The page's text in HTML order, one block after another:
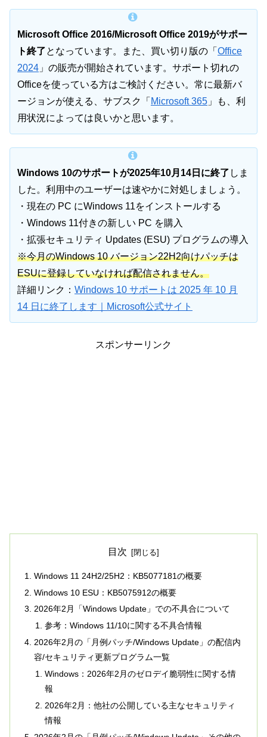
Microsoft Office 2016/Microsoft Office 2019がサポー
ト終了となっています。また、買い切り版の「 Office
2024 」の販売が開始されています。サポート切れの
Officeを使っている方はご検討ください。常に最新バ
ージョンが使える、サブスク「 Microsoft 365 」も、利
用状況によっては良いかと思います。
Windows 10のサポートが2025年10月14日に終了 しま
した。利用中のユーザーは速やかに対処しましょう。
・現在の PC にWindows 11をインストールする
・Windows 11付きの新しい PC を購入
・拡張セキュリティ Updates (ESU) プログラムの導入
※今月のWindows 10 バージョン22H2向けパッチは
ESUに登録していなければ配信されません。
詳細リンク： Windows 10 サポートは 2025 年 10 月
14 日に終了します｜Microsoft公式サイト
スポンサーリンク
目次
Windows 11 24H2/25H2：KB5077181の概要
Windows 10 ESU：KB5075912の概要
2026年2月「Windows Update」での不具合について
参考：Windows 11/10に関する不具合情報
2026年2月の「月例パッチ/Windows Update」の配信内
容/セキュリティ更新プログラム一覧
Windows：2026年2月のゼロデイ脆弱性に関する情
報
2026年2月：他社の公開している主なセキュリティ
情報